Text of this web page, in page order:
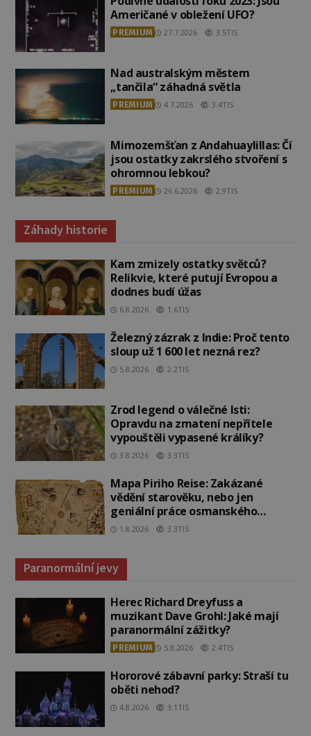
Američané v obležení UFO?
PREMIUM 27.7.2026 3.5TIS
Nad australským městem
„tančila“ záhadná světla
PREMIUM 4.7.2026 3.4TIS
Mimozemšťan z Andahuaylillas: Čí
jsou ostatky zakrslého stvoření s
ohromnou lebkou?
PREMIUM 26.6.2026 2.9TIS
Záhady historie
Kam zmizely ostatky světců?
Relikvie, které putují Evropou a
dodnes budí úžas
6.8.2026 1.6TIS
Železný zázrak z Indie: Proč tento
sloup už 1 600 let nezná rez?
5.8.2026 2.2TIS
Zrod legend o válečné lsti:
Opravdu na zmatení nepřítele
vypouštěli vypasené králíky?
3.8.2026 3.3TIS
Mapa Piriho Reise: Zakázané
vědění starověku, nebo jen
geniální práce osmanského
admirála?
1.8.2026 3.3TIS
Paranormální jevy
Herec Richard Dreyfuss a
muzikant Dave Grohl: Jaké mají
paranormální zážitky?
PREMIUM 5.8.2026 2.4TIS
Hororové zábavní parky: Straší tu
oběti nehod?
4.8.2026 3.1TIS